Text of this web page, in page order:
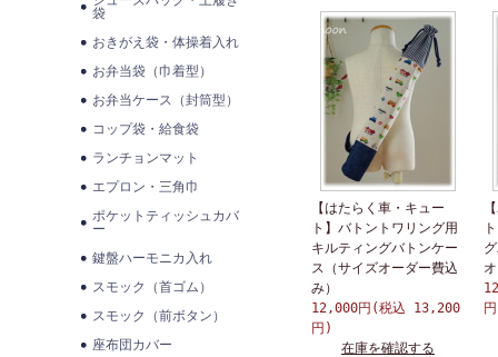
袋
おきがえ袋・体操着入れ
お弁当袋（巾着型）
お弁当ケース（封筒型）
コップ袋・給食袋
ランチョンマット
エプロン・三角巾
ポケットティッシュカバ
ー
鍵盤ハーモニカ入れ
スモック（首ゴム）
スモック（前ボタン）
座布団カバー
【はたらく車・キュー
ト】バトントワリング用
キルティングバトンケー
ス（サイズオーダー費込
み）
12,000円(税込 13,200
円)
在庫を確認する